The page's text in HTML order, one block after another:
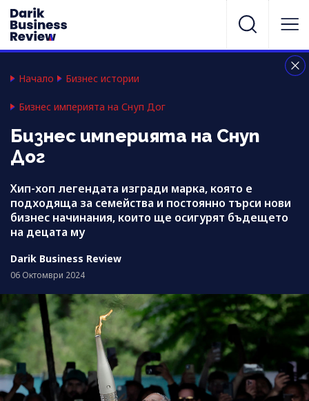
Начало Бизнес истории
Бизнес империята на Снуп Дог
Бизнес империята на Снуп
Дог
Хип-хоп легендата изгради марка, която е
подходяща за семейства и постоянно търси нови
бизнес начинания, които ще осигурят бъдещето
на децата му
Darik Business Review
06 Октомври 2024